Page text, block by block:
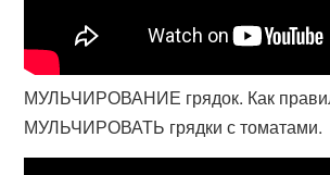
МУЛЬЧИРОВАНИЕ грядок. Как
МУЛЬЧИРОВАТЬ грядки с томатами.